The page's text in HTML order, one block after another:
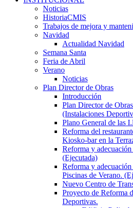
Noticias
HistoriaCMIS
Trabajos de mejora y
Navidad
Actualidad Navidad
Semana Santa
Feria de Abril
Verano
Noticias
Plan Director de Obras
Introducción
Plan Director de
(Instalaciones
Plano General de las
Reforma del
Kiosko-bar en la
Reforma y
(Ejecutada)
Reforma y
Piscinas de Verano.
Nuevo Centro de
Proyecto de Reforma
Deportivas.